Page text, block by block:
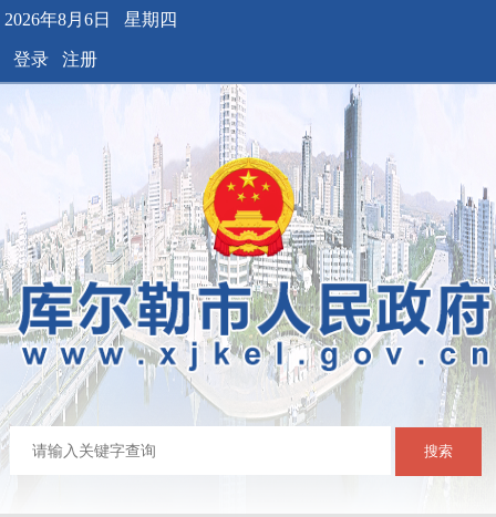
2026年8月6日 星期四
登录 注册
搜索